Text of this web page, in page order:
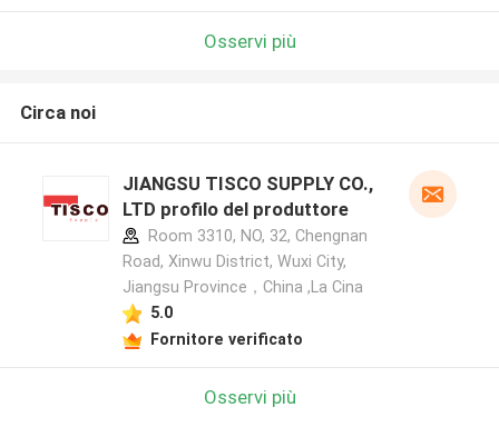
Osservi più
Circa noi
JIANGSU TISCO SUPPLY CO.,
LTD profilo del produttore
Room 3310, NO, 32, Chengnan
Road, Xinwu District, Wuxi City,
Jiangsu Province，China ,La Cina
5.0
Fornitore verificato
Osservi più